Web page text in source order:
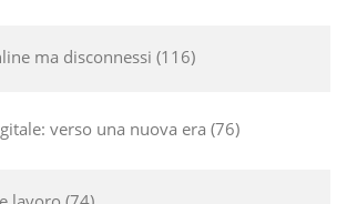
ma disconnessi 116
verso una nuova era 76